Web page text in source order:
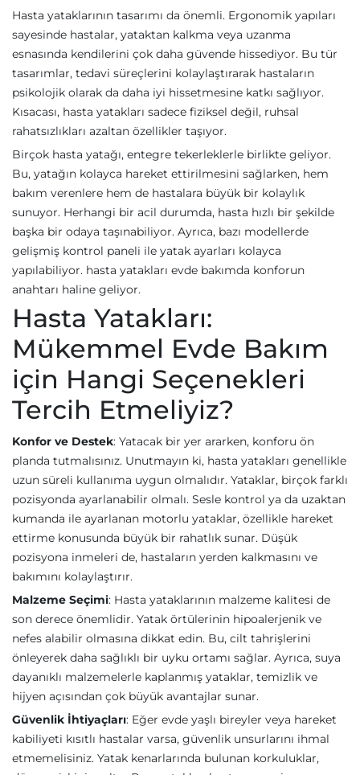
Hasta yataklarının tasarımı da önemli. Ergonomik yapıları
sayesinde hastalar, yataktan kalkma veya uzanma
esnasında kendilerini çok daha güvende hissediyor. Bu tür
tasarımlar, tedavi süreçlerini kolaylaştırarak hastaların
psikolojik olarak da daha iyi hissetmesine katkı sağlıyor.
Kısacası, hasta yatakları sadece fiziksel değil, ruhsal
rahatsızlıkları azaltan özellikler taşıyor.
Birçok hasta yatağı, entegre tekerleklerle birlikte geliyor.
Bu, yatağın kolayca hareket ettirilmesini sağlarken, hem
bakım verenlere hem de hastalara büyük bir kolaylık
sunuyor. Herhangi bir acil durumda, hasta hızlı bir şekilde
başka bir odaya taşınabiliyor. Ayrıca, bazı modellerde
gelişmiş kontrol paneli ile yatak ayarları kolayca
yapılabiliyor. hasta yatakları evde bakımda konforun
anahtarı haline geliyor.
Hasta Yatakları:
Mükemmel Evde Bakım
için Hangi Seçenekleri
Tercih Etmeliyiz?
Konfor ve Destek: Yatacak bir yer ararken, konforu ön
planda tutmalısınız. Unutmayın ki, hasta yatakları genellikle
uzun süreli kullanıma uygun olmalıdır. Yataklar, birçok farklı
pozisyonda ayarlanabilir olmalı. Sesle kontrol ya da uzaktan
kumanda ile ayarlanan motorlu yataklar, özellikle hareket
ettirme konusunda büyük bir rahatlık sunar. Düşük
pozisyona inmeleri de, hastaların yerden kalkmasını ve
bakımını kolaylaştırır.
Malzeme Seçimi: Hasta yataklarının malzeme kalitesi de
son derece önemlidir. Yatak örtülerinin hipoalerjenik ve
nefes alabilir olmasına dikkat edin. Bu, cilt tahrişlerini
önleyerek daha sağlıklı bir uyku ortamı sağlar. Ayrıca, suya
dayanıklı malzemelerle kaplanmış yataklar, temizlik ve
hijyen açısından çok büyük avantajlar sunar.
Güvenlik İhtiyaçları: Eğer evde yaşlı bireyler veya hareket
kabiliyeti kısıtlı hastalar varsa, güvenlik unsurlarını ihmal
etmemelisiniz. Yatak kenarlarında bulunan korkuluklar,